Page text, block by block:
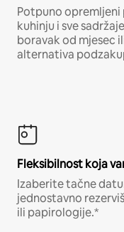
Potpuno opremljeni
kuhinju i sve
boravak od mjesec
alternativa
Fleksibilnost koja
Izaberite tačne
jednostavno
ili papirologije.*